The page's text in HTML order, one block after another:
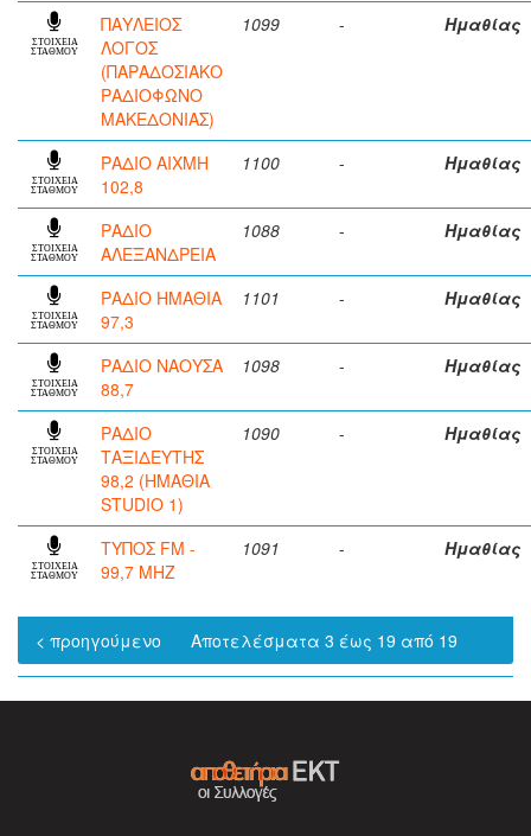
ΣΤΟΙΧΕΙΑ
ΣΤΑΘΜΟΥ
ΠΑΥΛΕΙΟΣ
ΛΟΓΟΣ
(ΠΑΡΑΔΟΣΙΑΚΟ
ΡΑΔΙΟΦΩΝΟ
ΜΑΚΕΔΟΝΙΑΣ)
1099 - Ημαθίας
ΣΤΟΙΧΕΙΑ
ΣΤΑΘΜΟΥ
ΡΑΔΙΟ ΑΙΧΜΗ
102,8
1100 - Ημαθίας
ΣΤΟΙΧΕΙΑ
ΣΤΑΘΜΟΥ
ΡΑΔΙΟ
ΑΛΕΞΑΝΔΡΕΙΑ
1088 - Ημαθίας
ΣΤΟΙΧΕΙΑ
ΣΤΑΘΜΟΥ
ΡΑΔΙΟ ΗΜΑΘΙΑ
97,3
1101 - Ημαθίας
ΣΤΟΙΧΕΙΑ
ΣΤΑΘΜΟΥ
ΡΑΔΙΟ ΝΑΟΥΣΑ
88,7
1098 - Ημαθίας
ΣΤΟΙΧΕΙΑ
ΣΤΑΘΜΟΥ
ΡΑΔΙΟ
ΤΑΞΙΔΕΥΤΗΣ
98,2 (ΗΜΑΘΙΑ
STUDIO 1)
1090 - Ημαθίας
ΣΤΟΙΧΕΙΑ
ΣΤΑΘΜΟΥ
ΤΥΠΟΣ FM -
99,7 MHZ
1091 - Ημαθίας
Αποτελέσματα 3 έως 19 από 19
< προηγούμενο